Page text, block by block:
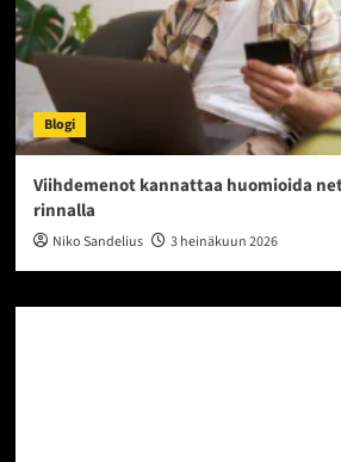
Blogi
Viihdemenot kannattaa huomioida
rinnalla
Niko Sandelius 3 heinäkuun 2026